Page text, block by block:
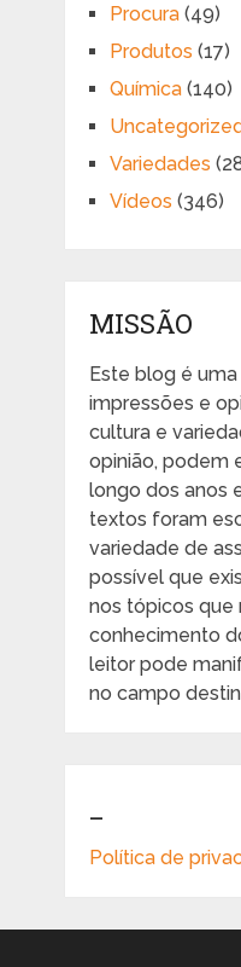
Procura(49)
Produtos (17)
Química(140)
Variedades
Vídeos (346)
MISSÃO
Este blog é
impressões e
cultura e
opinião, podem
longo dos anos
textos foram
variedade de
possível que
nos tópicos que
conhecimento
leitor pode
no campo
Política de